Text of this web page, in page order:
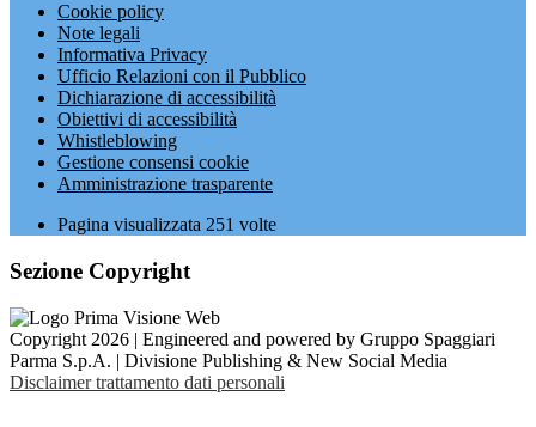
Cookie policy
Note legali
Informativa Privacy
Ufficio Relazioni con il Pubblico
Dichiarazione di accessibilità
Obiettivi di accessibilità
Whistleblowing
Gestione consensi cookie
Amministrazione trasparente
Pagina visualizzata 251 volte
Sezione Copyright
Copyright 2026 | Engineered and powered by Gruppo Spaggiari
Parma S.p.A. | Divisione Publishing & New Social Media
Disclaimer trattamento dati personali